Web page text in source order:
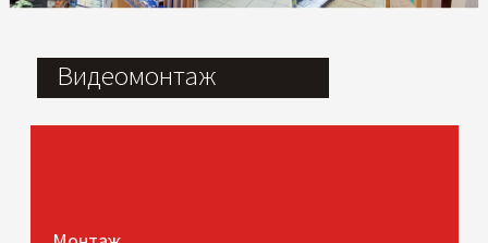
Видеомонтаж